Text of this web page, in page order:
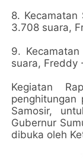
8. Kecamatan
3.708 suara,
9.
suara, Freddy
Kegiatan
penghitungan
Samosir,
Gubernur
dibuka oleh